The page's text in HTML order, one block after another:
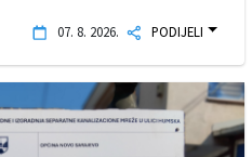
07. 8. 2026. PODIJELI